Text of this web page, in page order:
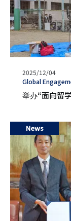
发
表
日
期
2025/12/04
タ
グ
Global
举办“面向留
News